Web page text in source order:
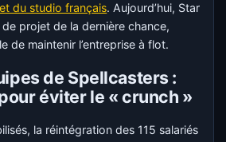
du studio français. Aujourd’hui, Star
projet de la dernière chance,
de maintenir l’entreprise à flot.
de Spellcasters :
éviter le « crunch »
la réintégration des 115 salariés